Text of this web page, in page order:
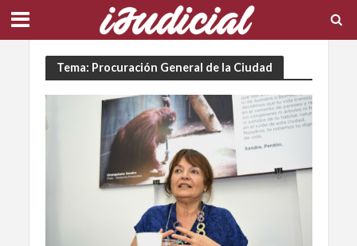
Tema: Procuración General de la Ciudad